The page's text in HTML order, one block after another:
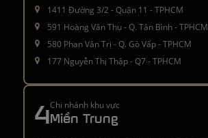
1411 Đường 3/2 - Quận 11 - TPHCM
591 Hoàng Văn Thụ - Q. Tân Bình - TPHCM
580 Phan Văn Trị - Q. Gò Vấp - TPHCM
177 Nguyễn Thị Thập - Q7 - TPHCM
4Chi nhánh khu vực
Miền Trung